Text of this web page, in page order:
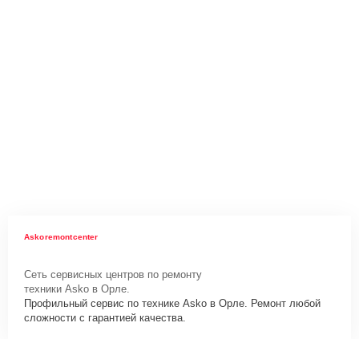
Askoremontcenter
Сеть сервисных центров по ремонту
техники Asko в Орле.
Профильный сервис по технике Asko в Орле. Ремонт любой
сложности с гарантией качества.